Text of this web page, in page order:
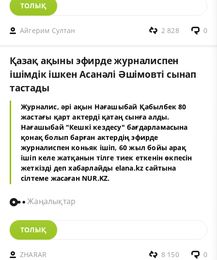
ТОЛЫҚ
Айгерим Султан 0
2 828
Қазақ ақыны эфирде журналиспен
ішімдік ішкен Асанәлі Әшімовті сынап
тастады
Журналис, әрі ақын Нағашыбай Қабылбек 80
жастағы қарт актерді қатаң сынға алды.
Нағашыбай "Кешкі кездесу" бағдарламасына
қонақ болып барған актердің эфирде
журналиспен коньяк ішіп, 60 жыл бойы арақ
ішіп келе жатқанын тілге тиек еткенін өкпесін
жеткізді деп хабарлайды elana.kz сайтына
сілтеме жасаған NUR.KZ.
Жаңалықтар
ТОЛЫҚ
ZHARAR 0
8 150